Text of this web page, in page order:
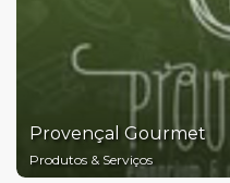
Provençal Gourmet
Produtos & Serviços